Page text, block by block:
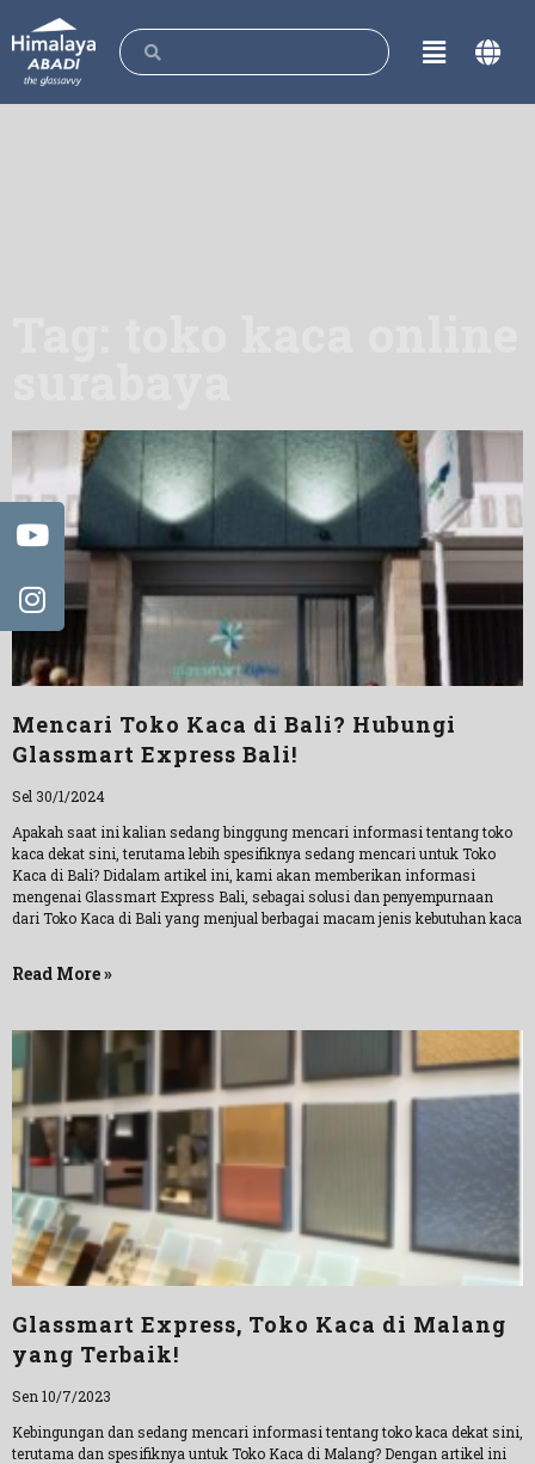
Mencari Toko Kaca di Bali? Hubungi
Glassmart Express Bali!
Sel 30/1/2024
Apakah saat ini kalian sedang binggung mencari informasi tentang toko
kaca dekat sini, terutama lebih spesifiknya sedang mencari untuk Toko
Kaca di Bali? Didalam artikel ini, kami akan memberikan informasi
mengenai Glassmart Express Bali, sebagai solusi dan penyempurnaan
dari Toko Kaca di Bali yang menjual berbagai macam jenis kebutuhan kaca
Read More »
Glassmart Express, Toko Kaca di Malang
yang Terbaik!
Sen 10/7/2023
Kebingungan dan sedang mencari informasi tentang toko kaca dekat sini,
terutama dan spesifiknya untuk Toko Kaca di Malang? Dengan artikel ini